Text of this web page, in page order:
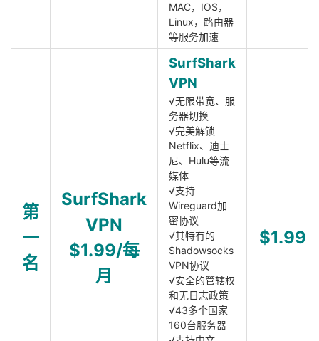
MAC，IOS，
Linux，路由器
等服务加速
第
一
名
SurfShark
VPN
$1.99/每
月
SurfShark
VPN
√无限带宽、服
务器切换
√完美解锁
Netflix、迪士
尼、Hulu等流
媒体
√支持
Wireguard加
密协议
√其特有的
Shadowsocks
VPN协议
√安全的管辖权
和无日志政策
√43多个国家
160台服务器
$1.99